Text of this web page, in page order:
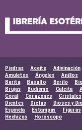
Piedras Aceite Adivinación
Amuletos
Ángeles Anillos
Barita
Basalto Berilo
Brujas
Budismo Calcita
Coral
Corazones Cristales
Dientes
Dietas Dioses y
Espinela
Estampas Figuras
Hechizos
Horóscopo